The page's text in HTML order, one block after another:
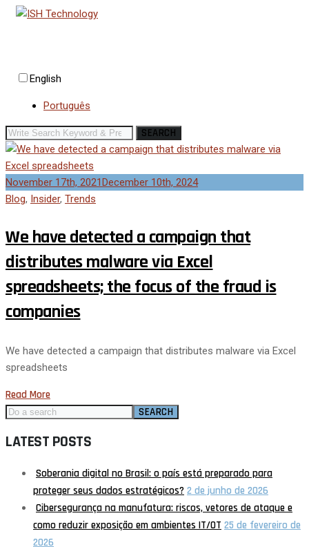
English
Português
SEARCH
November 17th, 2021December 10th, 2024
Blog, Insider, Trends
We have detected a campaign that
distributes malware via Excel
spreadsheets; the focus of the fraud is
companies
We have detected a campaign that distributes malware via Excel
spreadsheets
Read More
SEARCH
LATEST POSTS
Soberania digital no Brasil: o país está preparado para
proteger seus dados estratégicos? 2 de junho de 2026
Cibersegurança na manufatura: riscos, vetores de ataque e
como reduzir exposição em ambientes IT/OT 25 de fevereiro de
2026